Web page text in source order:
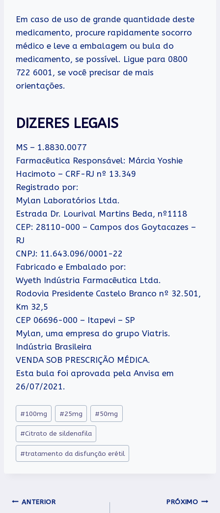
Em caso de uso de grande quantidade deste
medicamento, procure rapidamente socorro
médico e leve a embalagem ou bula do
medicamento, se possível. Ligue para 0800
722 6001, se você precisar de mais
orientações.
DIZERES LEGAIS
MS – 1.8830.0077
Farmacêutica Responsável: Márcia Yoshie
Hacimoto – CRF-RJ nº 13.349
Registrado por:
Mylan Laboratórios Ltda.
Estrada Dr. Lourival Martins Beda, nº1118
CEP: 28110-000 – Campos dos Goytacazes –
RJ
CNPJ: 11.643.096/0001-22
Fabricado e Embalado por:
Wyeth Indústria Farmacêutica Ltda.
Rodovia Presidente Castelo Branco nº 32.501,
Km 32,5
CEP 06696-000 – Itapevi – SP
Mylan, uma empresa do grupo Viatris.
Indústria Brasileira
VENDA SOB PRESCRIÇÃO MÉDICA.
Esta bula foi aprovada pela Anvisa em
26/07/2021.
Tags
do
Post:
#100mg #25mg #50mg
#Citrato de sildenafila
#tratamento da disfunção erétil
Navegação
ANTERIOR PRÓXIMO